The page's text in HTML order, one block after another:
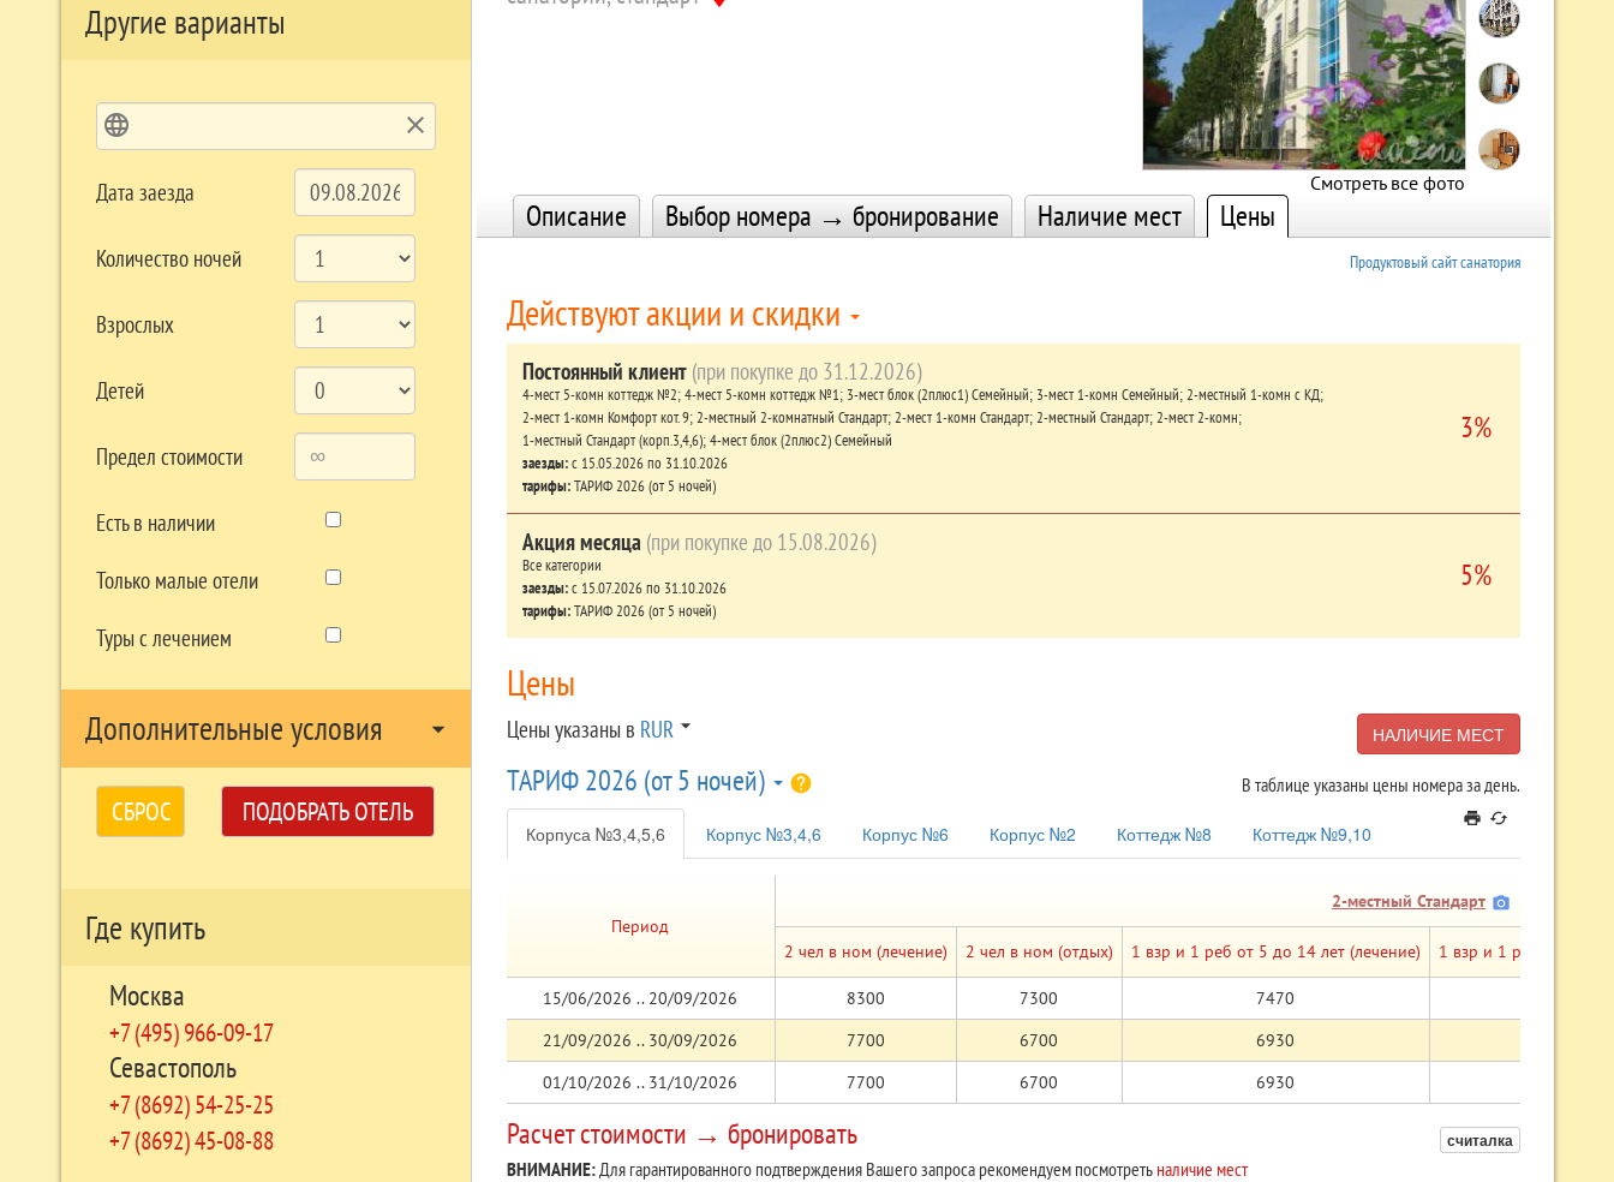
Другие варианты
language clear
Дата заезда
Количество ночей
Взрослых
Детей
Предел стоимости
Есть в наличии
Только малые отели
Туры с лечением
Дополнительные условия arrow_drop_down
СБРОС ПОДОБРАТЬ ОТЕЛЬ
Где купить
Москва
+7 (495) 966-09-17
Севастополь
+7 (8692) 54-25-25
+7 (8692) 45-08-88
Смотреть все фото
Описание Выбор номера → бронирование Наличие мест Цены
Продуктовый сайт санатория
Действуют акции и скидки
Постоянный клиент(при покупке до 31.12.2026)
4-мест 5-комн коттедж №2;4-мест 5-комн коттедж №1; 3-мест блок (2плюс1) Семейный; 3-мест 1-комн Семейный;2-местный 1-комн с КД;
2-мест 1-комн Комфорт кот. 9;2-местный 2-комнатный Стандарт;2-мест 1-комн Стандарт;2-местный Стандарт;2-мест 2-комн;
1-местный Стандарт (корп.3,4,6);4-мест блок (2плюс2) Семейный
заезды:c 15.05.2026 по 31.10.2026
тарифы:ТАРИФ 2026 (от 5 ночей)
3%
Акция месяца(при покупке до 15.08.2026)
Все категории
заезды:c 15.07.2026 по 31.10.2026
тарифы:ТАРИФ 2026 (от 5 ночей)
5%
Цены
НАЛИЧИЕ МЕСТ
Цены указаны в RUR arrow_drop_down
В таблице указаны цены номера за день.
print cached
ТАРИФ 2026 (от 5 ночей) help_cicle
Корпуса №3,4,5,6 Корпус №3,4,6 Корпус №6 Корпус №2 Коттедж №8 Коттедж №9,10
Период
15/06/2026 .. 20/09/2026
21/09/2026 .. 30/09/2026
01/10/2026 .. 31/10/2026
2-местный Стандарт camera_alt
2 чел в ном (лечение) 2 чел в ном (отдых) 1 взр и 1 реб от 5 до 14 лет (лечение) 1 взр и 1 реб от 5 до
8300 7300 7470
7700
6700 6930
7700
6700 6930
считалка
Расчет стоимости → бронировать
ВНИМАНИЕ:Для гарантированного подтверждения Вашего запроса рекомендуем посмотреть наличие мест